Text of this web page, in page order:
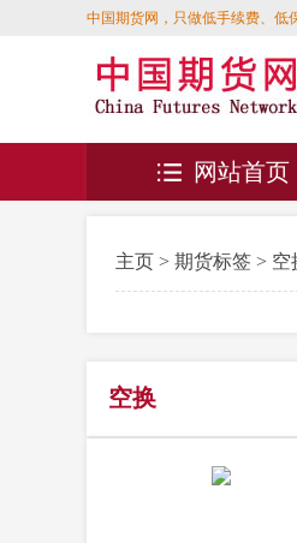
中国期货网，只做低手续费、低
网站首页
主页 > 期货标签 > 空
空换